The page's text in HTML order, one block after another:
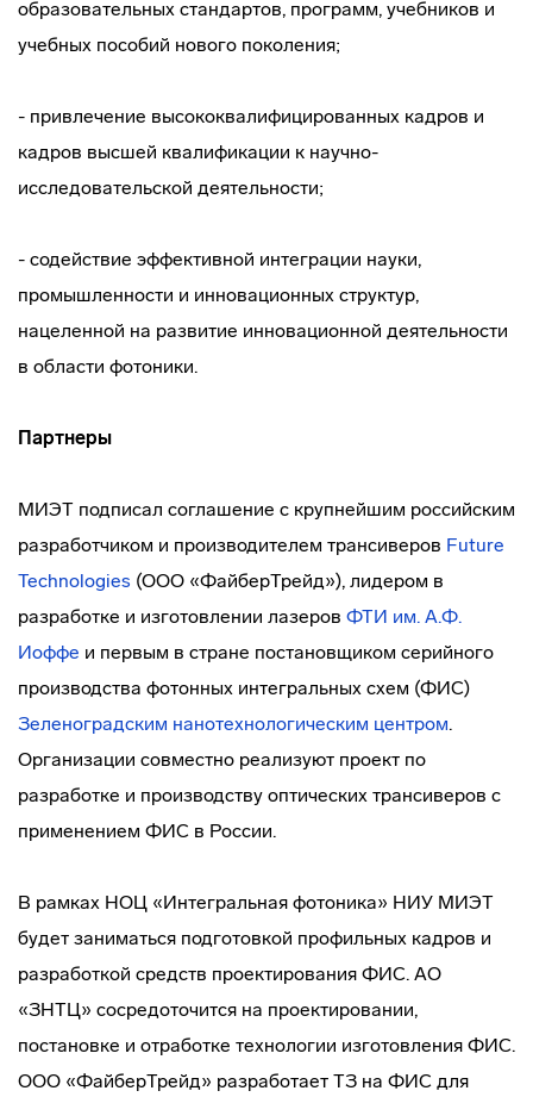
образовательных стандартов, программ, учебников и
учебных пособий нового поколения;
- привлечение высококвалифицированных кадров и
кадров высшей квалификации к научно-
исследовательской деятельности;
- содействие эффективной интеграции науки,
промышленности и инновационных структур,
нацеленной на развитие инновационной деятельности
в области фотоники.
Партнеры
МИЭТ подписал соглашение с крупнейшим российским
разработчиком и производителем трансиверов Future
Technologies (ООО «ФайберТрейд»), лидером в
разработке и изготовлении лазеров ФТИ им. А.Ф.
Иоффе и первым в стране постановщиком серийного
производства фотонных интегральных схем (ФИС)
Зеленоградским нанотехнологическим центром.
Организации совместно реализуют проект по
разработке и производству оптических трансиверов с
применением ФИС в России.
В рамках НОЦ «Интегральная фотоника» НИУ МИЭТ
будет заниматься подготовкой профильных кадров и
разработкой средств проектирования ФИС. АО
«ЗНТЦ» сосредоточится на проектировании,
постановке и отработке технологии изготовления ФИС.
ООО «ФайберТрейд» разработает ТЗ на ФИС для